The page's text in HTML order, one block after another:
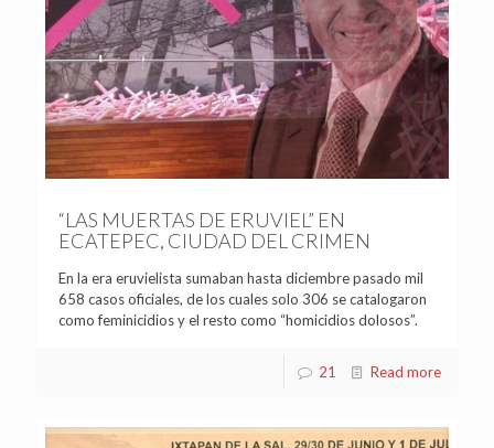
“LAS MUERTAS DE ERUVIEL” EN
ECATEPEC, CIUDAD DEL CRIMEN
En la era eruvielista sumaban hasta diciembre pasado mil
658 casos oficiales, de los cuales solo 306 se catalogaron
como feminicidios y el resto como “homicidios dolosos”.
21 Read more